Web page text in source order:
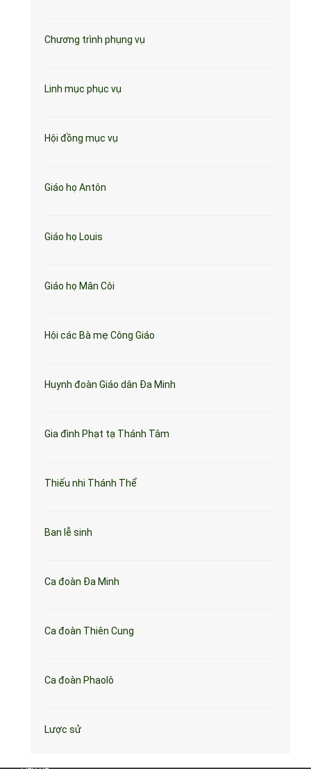
Chương trình phụng vụ
Linh mục phục vụ
Hội đồng mục vụ
Giáo họ Antôn
Giáo họ Louis
Giáo họ Mân Côi
Hội các Bà mẹ Công Giáo
Huynh đoàn Giáo dân Đa Minh
Gia đình Phạt tạ Thánh Tâm
Thiếu nhi Thánh Thể
Ban lễ sinh
Ca đoàn Đa Minh
Ca đoàn Thiên Cung
Ca đoàn Phaolô
Lược sử